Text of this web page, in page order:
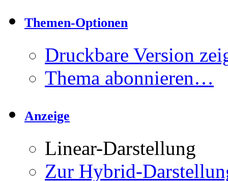
Themen-Optionen
Druckbare Version
Thema abonnieren…
Anzeige
Linear-Darstellung
Zur Hybrid-